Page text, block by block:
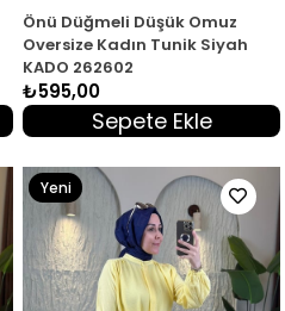
Önü Düğmeli Düşük Omuz
Oversize Kadın Tunik Siyah
KADO 262602
₺595,00
Sepete Ekle
Yeni
Ürün